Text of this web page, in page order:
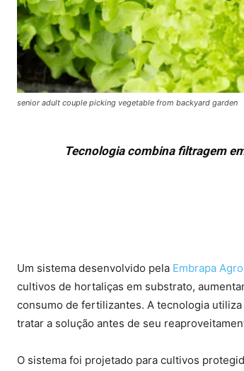
senior adult couple picking vegetable from backyard garden
Tecnologia combina filtragem
Um sistema desenvolvido pela Embrapa
cultivos de hortaliças em substrato,
consumo de fertilizantes. A tecnologia
tratar a solução antes de seu
O sistema foi projetado para cultivos